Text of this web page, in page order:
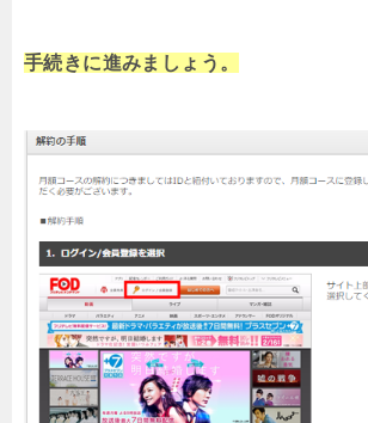
手続きに進みましょう。